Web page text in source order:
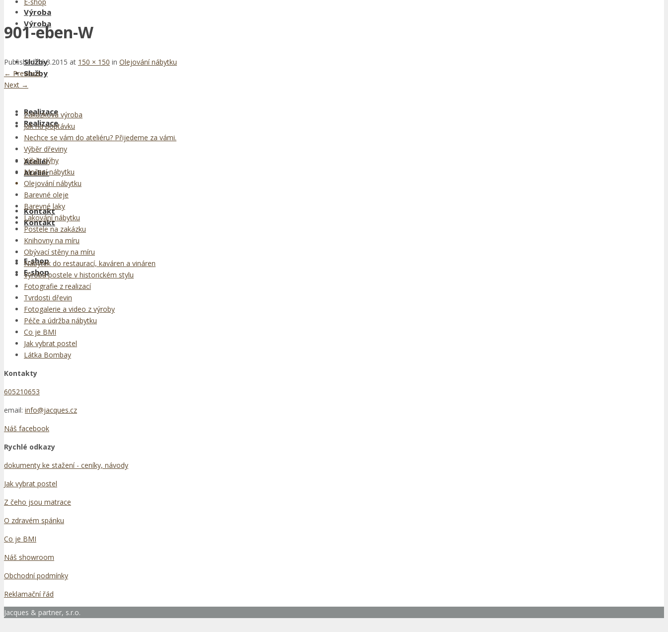
Výroba
Služby
Realizace
Ateliér
Kontakt
E-shop
Výroba
Služby
Realizace
Ateliér
Kontakt
E-shop
901-eben-W
Published16.3.2015 at 150 × 150 in Olejování nábytku
← Previous
Next →
Zakázková výroba
Jak na poptávku
Nechce se vám do ateliéru? Přijedeme za vámi.
Výběr dřeviny
Výběr dýhy
Moření nábytku
Olejování nábytku
Barevné oleje
Barevné laky
Lakování nábytku
Postele na zakázku
Knihovny na míru
Obývací stěny na míru
Nábytek do restaurací, kaváren a vináren
Výroba postele v historickém stylu
Fotografie z realizací
Tvrdosti dřevin
Fotogalerie a video z výroby
Péče a údržba nábytku
Co je BMI
Jak vybrat postel
Látka Bombay
Kontakty
605210653
email: info@jacques.cz
Náš facebook
Rychlé odkazy
dokumenty ke stažení - ceníky, návody
Jak vybrat postel
Z čeho jsou matrace
O zdravém spánku
Co je BMI
Náš showroom
Obchodní podmínky
Reklamační řád
Jacques & partner, s.r.o.